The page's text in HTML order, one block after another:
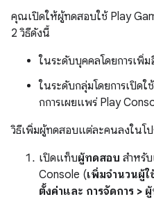
คุณเปิดให้ผู้ทดสอบใช้ Play
2 วิธีดังนี้
ในระดับบุคคลโดยการเพิ่
ในระดับกลุ่มโดยการเปิดใ
กการเผยแพร่ Play
วิธีเพิ่มผู้ทดสอบแต่ละคนลงในโป
เปิดแท็บผู้ทดสอบ สำหรั
Console (เพิ่มจำนวนผู้ใ
ตั้งค่าและ การจัดการ >